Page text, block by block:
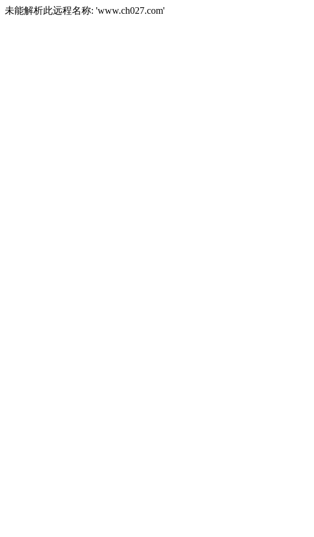
未能解析此远程名称: 'www.ch027.com'